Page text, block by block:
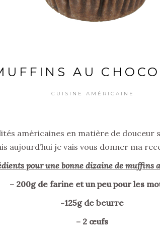
AU
CUISINE AMÉRICAINE
américaines en matière de douceur
aujourd’hui je vais vous donner ma
pour une bonne dizaine de muffins
– 200g de farine et un peu pour les
-125g de beurre
– 2 œufs